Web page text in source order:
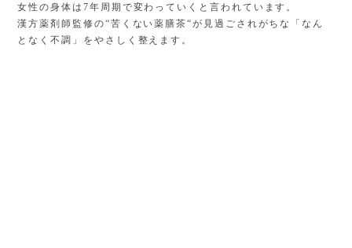
女性の身体は7年周期で変わっていくと言われています。
漢方薬剤師監修の“苦くない薬膳茶“が見過ごされがちな「なん
となく不調」をやさしく整えます。